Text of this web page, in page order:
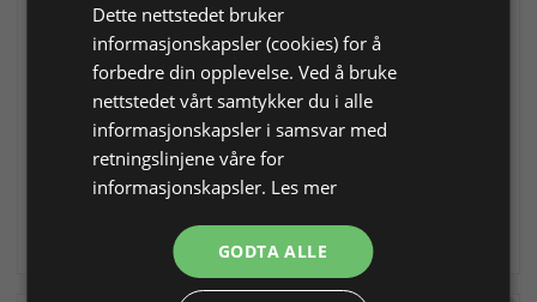
Aventurin cabochon Ø 10
På lager
21,00 NOK
Legg i
handlekurv
mm
16,39 NOK
Dette nettstedet bruker
informasjonskapsler (cookies) for å
forbedre din opplevelse. Ved å bruke
nettstedet vårt samtykker du i alle
informasjonskapsler i samsvar med
retningslinjene våre for
informasjonskapsler. Les mer
GODTA ALLE